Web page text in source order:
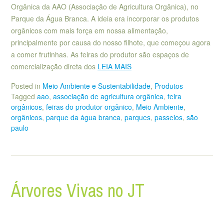
Orgânica da AAO (Associação de Agricultura Orgânica), no
Parque da Água Branca. A ideia era incorporar os produtos
orgânicos com mais força em nossa alimentação,
principalmente por causa do nosso filhote, que começou agora
a comer frutinhas. As feiras do produtor são espaços de
comercialização direta dos LEIA MAIS
Posted in Meio Ambiente e Sustentabilidade, Produtos
Tagged aao, associação de agricultura orgânica, feira
orgânicos, feiras do produtor orgânico, Meio Ambiente,
orgânicos, parque da água branca, parques, passeios, são
paulo
Árvores Vivas no JT